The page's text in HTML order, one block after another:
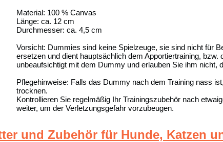
Material: 100 % Canvas
Länge: ca. 12 cm
Durchmesser: ca. 4,5 cm
Vorsicht: Dummies sind keine Spielzeuge, sie sind nicht für
ersetzen und dient hauptsächlich dem Apportiertraining,
unbeaufsichtigt mit dem Dummy und erlauben Sie ihm nicht,
Pflegehinweise: Falls das Dummy nach dem Training nass
trocknen.
Kontrollieren Sie regelmäßig Ihr Trainingszubehör nach
weiter, um der Verletzungsgefahr vorzubeugen.
und Zubehör für Hunde, Katzen